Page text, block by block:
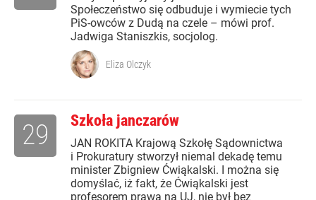
Społeczeństwo się odbuduje i wymiecie tych
PiS-owców z Dudą na czele – mówi prof.
Jadwiga Staniszkis, socjolog.
Eliza Olczyk
Szkoła janczarów
JAN ROKITA Krajową Szkołę Sądownictwa
i Prokuratury stworzył niemal dekadę temu
minister Zbigniew Ćwiąkalski. I można się
domyślać, iż fakt, że Ćwiąkalski jest
profesorem prawa na UJ, nie był bez
29